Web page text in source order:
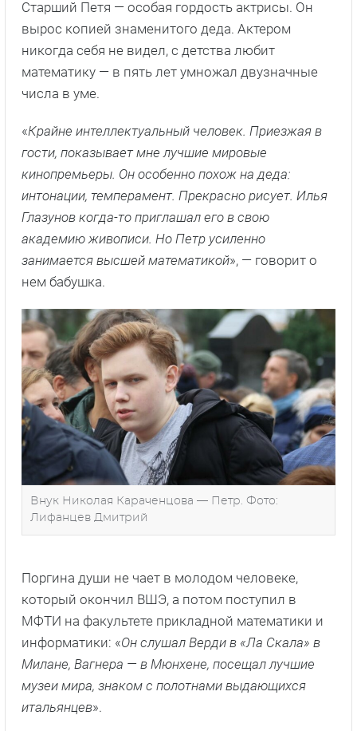
Старший Петя — особая гордость актрисы. Он
вырос копией знаменитого деда. Актером
никогда себя не видел, с детства любит
математику — в пять лет умножал двузначные
числа в уме.
«Крайне интеллектуальный человек. Приезжая в
гости, показывает мне лучшие мировые
кинопремьеры. Он особенно похож на деда:
интонации, темперамент. Прекрасно рисует. Илья
Глазунов когда-то приглашал его в свою
академию живописи. Но Петр усиленно
занимается высшей математикой», — говорит о
нем бабушка.
Внук Николая Караченцова — Петр. Фото:
Лифанцев Дмитрий
Поргина души не чает в молодом человеке,
который окончил ВШЭ, а потом поступил в
МФТИ на факультете прикладной математики и
информатики: «Он слушал Верди в «Ла Скала» в
Милане, Вагнера — в Мюнхене, посещал лучшие
музеи мира, знаком с полотнами выдающихся
итальянцев».